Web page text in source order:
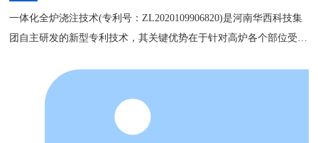
高炉一体化全炉浇注 山西某钢厂1280m³高炉一体化全炉浇注 江
苏某钢厂450m³高炉一体化全炉浇注 华西一体化全炉浇注技术是
势、整体承包优势、服务品质优势赢得了市场的认可及国内外客户的
一致好评。 宝剑锋从磨砺出，梅花香自苦寒来。华西人以心血
和汗水打造了一个个精品工程，在高效率、高质量完成每一个工程项
目的同时，也赢得了客户的一致好评，这更加坚定了我们的发展信心
一体化全炉浇注技术(专利号：ZL2020109906820)是河南华西科技集
团自主研发的新型专利技术，其关键优势在于针对高炉各个部位受侵
及新工艺理论，采用的材料要求塑性成形，反应增强，材料要求严
苛。改变传统施工工艺，一次浇注成型，整个高炉内衬自下而上形成
一个完整的整体。该技术已成功应用于国内多项大型高炉项目，市场
占有率达92.86%。一体化全炉浇注技术为何迅速成为高炉大中修的